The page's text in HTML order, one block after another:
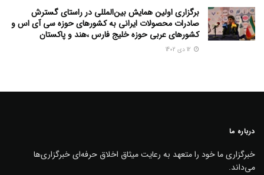
برگزاری اولین همایش بین‌المللی در راستای گسترش
صادرات محصولات ایرانی به کشورهای حوزه سی آی اس و
کشورهای عربی حوزه خلیج فارس ،هند و پاکستان
درباره ما
خبرگزاری ما خود را متعهد به رعایت میثاق اخلاق حرفه‌ای خبرگزاری‌ها
می‌داند.